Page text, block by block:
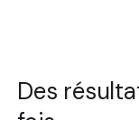
Des